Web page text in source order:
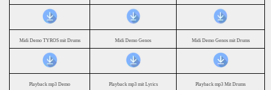
Midi Demo TYROS mit Drums Midi Demo Genos Midi Demo Genos mit Drums
Playback mp3 Demo Playback mp3 mit Lyrics Playback mp3 Mit Drums